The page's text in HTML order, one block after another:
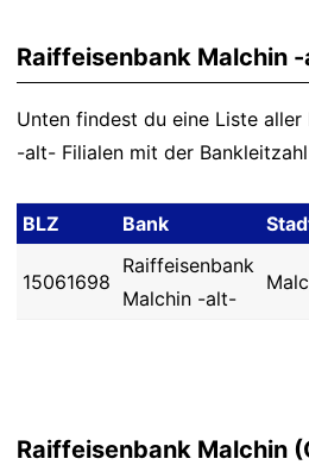
Raiffeisenbank Malchin
Unten findest du eine Liste
-alt- Filialen mit der Bankleitzahl
BLZ Bank
15061698
Raiffeisenbank
Malchin -alt-
Raiffeisenbank Malchin